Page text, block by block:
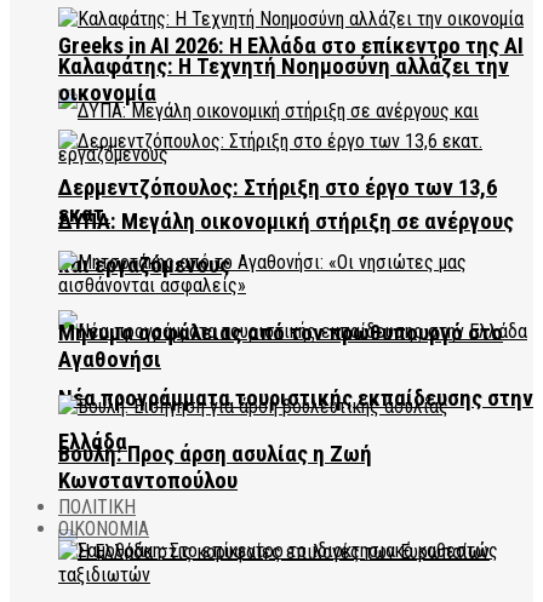
Greeks in AI 2026: Η Ελλάδα στο επίκεντρο της AI
ΔΥΠΑ: Μεγάλη οικονομική στήριξη σε ανέργους
και εργαζόμενους
Νέα προγράμματα τουριστικής εκπαίδευσης στην
Ελλάδα
ΠΟΛΙΤΙΚΗ
Καλαφάτης: Η Τεχνητή Νοημοσύνη αλλάζει την
οικονομία
Δερμεντζόπουλος: Στήριξη στο έργο των 13,6
εκατ.
Μήνυμα ασφάλειας από τον πρωθυπουργό στο
Αγαθονήσι
Βουλή: Προς άρση ασυλίας η Ζωή
Κωνσταντοπούλου
ΟΙΚΟΝΟΜΙΑ